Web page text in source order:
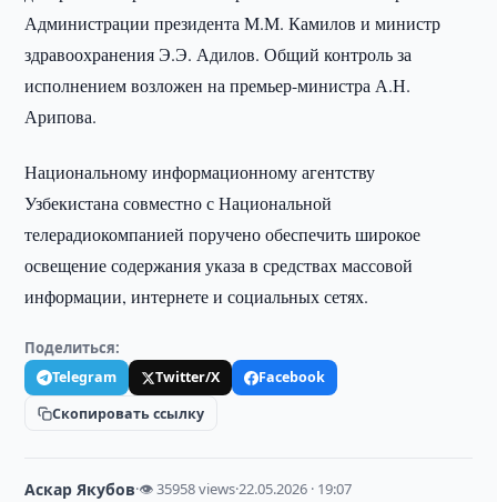
Администрации президента М.М. Камилов и министр
здравоохранения Э.Э. Адилов. Общий контроль за
исполнением возложен на премьер-министра А.Н.
Арипова.
Национальному информационному агентству
Узбекистана совместно с Национальной
телерадиокомпанией поручено обеспечить широкое
освещение содержания указа в средствах массовой
информации, интернете и социальных сетях.
Поделиться:
Telegram Twitter/X
Facebook
Скопировать ссылку
Аскар Якубов·👁 35958 views·22.05.2026 · 19:07